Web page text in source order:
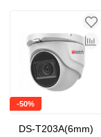
-50%
DS-T203A(6mm)